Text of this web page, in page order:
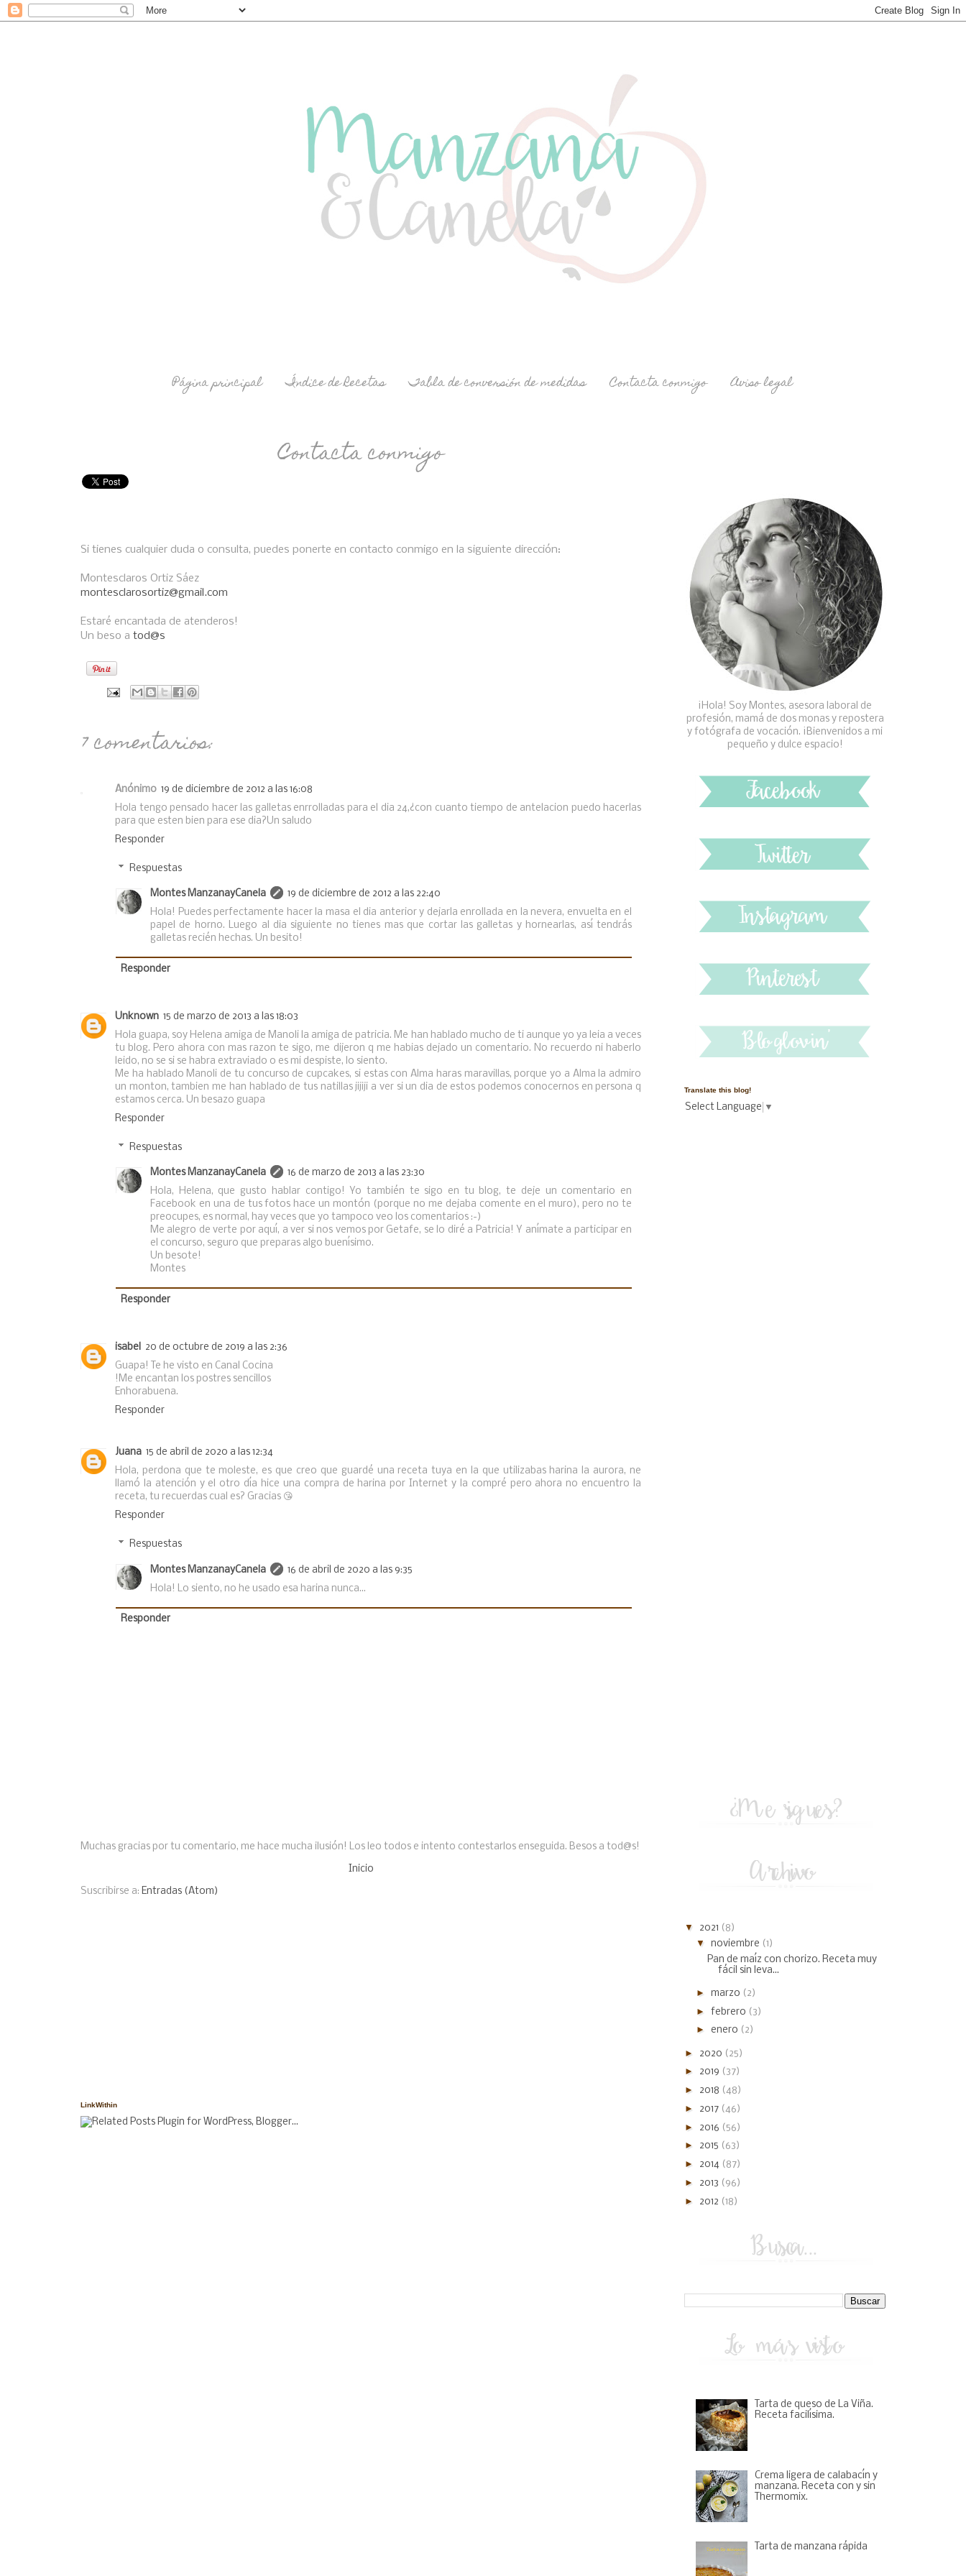
Página principal Índice de Recetas Tabla de conversión de medidas Contacta conmigo Aviso legal
Contacta conmigo
Si tienes cualquier duda o consulta, puedes ponerte en contacto conmigo en la siguiente dirección:
Montesclaros Ortiz Sáez
montesclarosortiz@gmail.com
Estaré encantada de atenderos!
Un beso a tod@s
7 comentarios:
Anónimo 19 de diciembre de 2012 a las 16:08
Hola tengo pensado hacer las galletas enrrolladas para el dia 24,¿con cuanto tiempo de antelacion puedo hacerlas
para que esten bien para ese dia?Un saludo
Responder
Respuestas
Montes ManzanayCanela
19 de diciembre de 2012 a las 22:40
Hola! Puedes perfectamente hacer la masa el dia anterior y dejarla enrollada en la nevera, envuelta en el
papel de horno. Luego al dia siguiente no tienes mas que cortar las galletas y hornearlas, así tendrás
galletas recién hechas. Un besito!
Responder
Unknown 15 de marzo de 2013 a las 18:03
Hola guapa, soy Helena amiga de Manoli la amiga de patricia. Me han hablado mucho de ti aunque yo ya leia a veces
tu blog. Pero ahora con mas razon te sigo, me dijeron q me habias dejado un comentario. No recuerdo ni haberlo
leido, no se si se habra extraviado o es mi despiste, lo siento.
Me ha hablado Manoli de tu concurso de cupcakes, si estas con Alma haras maravillas, porque yo a Alma la admiro
un monton, tambien me han hablado de tus natillas jijiji a ver si un dia de estos podemos conocernos en persona q
estamos cerca. Un besazo guapa
Responder
Respuestas
Montes ManzanayCanela
16 de marzo de 2013 a las 23:30
Hola, Helena, que gusto hablar contigo! Yo también te sigo en tu blog, te deje un comentario en
Facebook en una de tus fotos hace un montón (porque no me dejaba comente en el muro), pero no te
preocupes, es normal, hay veces que yo tampoco veo los comentarios :-)
Me alegro de verte por aquí, a ver si nos vemos por Getafe, se lo diré a Patricia! Y anímate a participar en
el concurso, seguro que preparas algo buenísimo.
Un besote!
Montes
Responder
isabel 20 de octubre de 2019 a las 2:36
Guapa! Te he visto en Canal Cocina
!Me encantan los postres sencillos
Enhorabuena.
Responder
Juana 15 de abril de 2020 a las 12:34
Hola, perdona que te moleste, es que creo que guardé una receta tuya en la que utilizabas harina la aurora, ne
llamó la atención y el otro día hice una compra de harina por Internet y la compré pero ahora no encuentro la
receta, tu recuerdas cual es? Gracias 😘
Responder
Respuestas
Montes ManzanayCanela
16 de abril de 2020 a las 9:35
Hola! Lo siento, no he usado esa harina nunca...
Responder
Muchas gracias por tu comentario, me hace mucha ilusión! Los leo todos e intento contestarlos enseguida. Besos a tod@s!
Inicio
Suscribirse a: Entradas (Atom)
LinkWithin
¡Hola! Soy Montes, asesora laboral de
profesión, mamá de dos monas y repostera
y fotógrafa de vocación. ¡Bienvenidos a mi
pequeño y dulce espacio!
Translate this blog!
Select Language ▼
▼ 2021 (8)
▼ noviembre (1)
Pan de maíz con chorizo. Receta muy
fácil sin leva...
► marzo (2)
► febrero (3)
► enero (2)
► 2020 (25)
► 2019 (37)
► 2018 (48)
► 2017 (46)
► 2016 (56)
► 2015 (63)
► 2014 (87)
► 2013 (96)
► 2012 (18)
Tarta de queso de La Viña.
Receta facilísima.
Crema ligera de calabacín y
manzana. Receta con y sin
Thermomix.
Tarta de manzana rápida